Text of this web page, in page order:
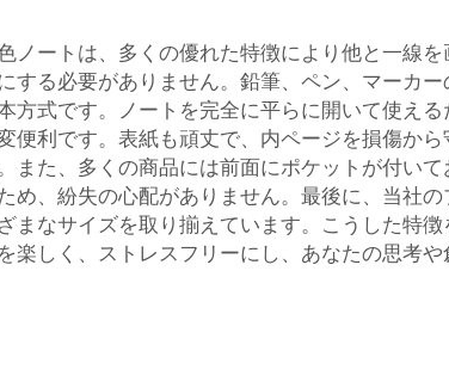
ノートは、多くの優れた特徴により他と一線
する必要がありません。鉛筆、ペン、マーカ
方式です。ノートを完全に平らに開いて使え
便利です。表紙も頑丈で、内ページを損傷か
また、多くの商品には前面にポケットが付い
め、紛失の心配がありません。最後に、当社
まなサイズを取り揃えています。こうした特
楽しく、ストレスフリーにし、あなたの思考